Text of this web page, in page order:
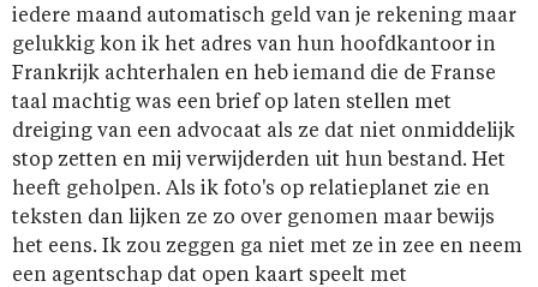
iedere maand automatisch geld van je rekening maar
gelukkig kon ik het adres van hun hoofdkantoor in
Frankrijk achterhalen en heb iemand die de Franse
taal machtig was een brief op laten stellen met
dreiging van een advocaat als ze dat niet onmiddelijk
stop zetten en mij verwijderden uit hun bestand. Het
heeft geholpen. Als ik foto's op relatieplanet zie en
teksten dan lijken ze zo over genomen maar bewijs
het eens. Ik zou zeggen ga niet met ze in zee en neem
een agentschap dat open kaart speelt met